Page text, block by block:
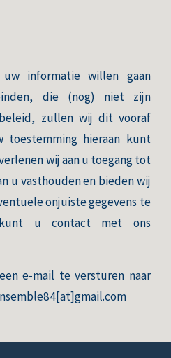
informatie willen gaan
die (nog) niet zijn
zullen wij dit vooraf
toestemming hieraan kunt
wij aan u toegang tot
u vasthouden en bieden wij
onjuiste gegevens te
kunt u contact met ons
e-mail te versturen naar